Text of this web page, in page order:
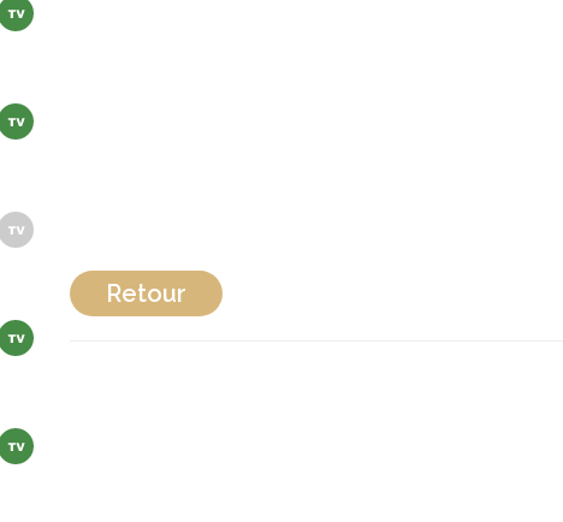
Retour